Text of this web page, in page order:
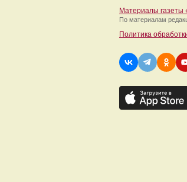
Материалы газеты
По материалам
Политика